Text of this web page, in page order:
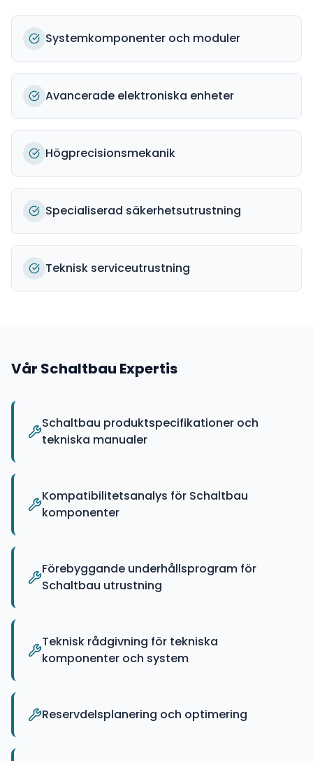
Systemkomponenter och moduler
Avancerade elektroniska enheter
Högprecisionsmekanik
Specialiserad säkerhetsutrustning
Teknisk serviceutrustning
Vår Schaltbau Expertis
Schaltbau produktspecifikationer och
tekniska manualer
Kompatibilitetsanalys för Schaltbau
komponenter
Förebyggande underhållsprogram för
Schaltbau utrustning
Teknisk rådgivning för tekniska
komponenter och system
Reservdelsplanering och optimering